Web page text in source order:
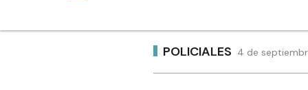
POLICIALES 4 de